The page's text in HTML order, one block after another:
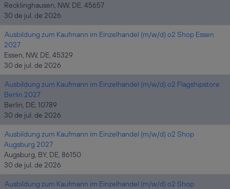
Recklinghausen, NW, DE, 45657
30 de jul. de 2026
Ausbildung zum Kaufmann im Einzelhandel (m/w/d) o2 Shop Essen
2027
Essen, NW, DE, 45329
30 de jul. de 2026
Ausbildung zum Kaufmann im Einzelhandel (m/w/d) o2 Flagshipstore
Berlin 2027
Berlin, DE, 10789
30 de jul. de 2026
Ausbildung zum Kaufmann im Einzelhandel (m/w/d) o2 Shop
Augsburg 2027
Augsburg, BY, DE, 86150
30 de jul. de 2026
Ausbildung zum Kaufmann im Einzelhandel (m/w/d) o2 Shop